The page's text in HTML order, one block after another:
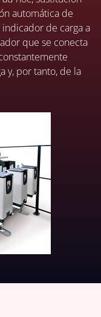
automática de
de carga a
que se conecta
y, por tanto, de la